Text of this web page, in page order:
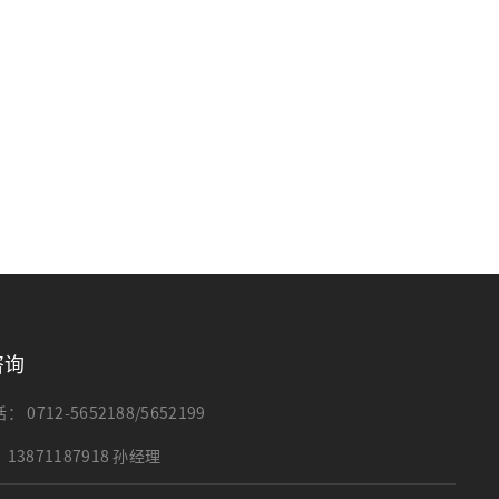
0712-5652188/5652199
13871187918 孙经理